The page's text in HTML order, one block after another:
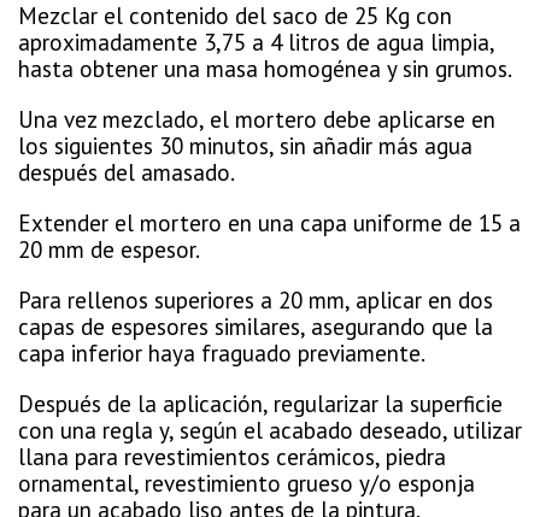
Mezclar el contenido del saco de 25 Kg con
aproximadamente 3,75 a 4 litros de agua limpia,
hasta obtener una masa homogénea y sin grumos.
Una vez mezclado, el mortero debe aplicarse en
los siguientes 30 minutos, sin añadir más agua
después del amasado.
Extender el mortero en una capa uniforme de 15 a
20 mm de espesor.
Para rellenos superiores a 20 mm, aplicar en dos
capas de espesores similares, asegurando que la
capa inferior haya fraguado previamente.
Después de la aplicación, regularizar la superficie
con una regla y, según el acabado deseado, utilizar
llana para revestimientos cerámicos, piedra
ornamental, revestimiento grueso y/o esponja
para un acabado liso antes de la pintura.